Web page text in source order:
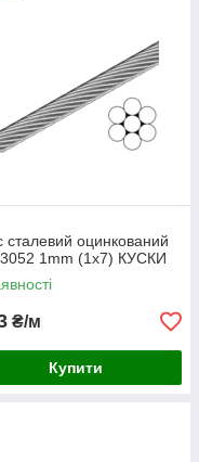
сталевий оцинкований
1mm (1x7) КУСКИ
₴/м
Купити